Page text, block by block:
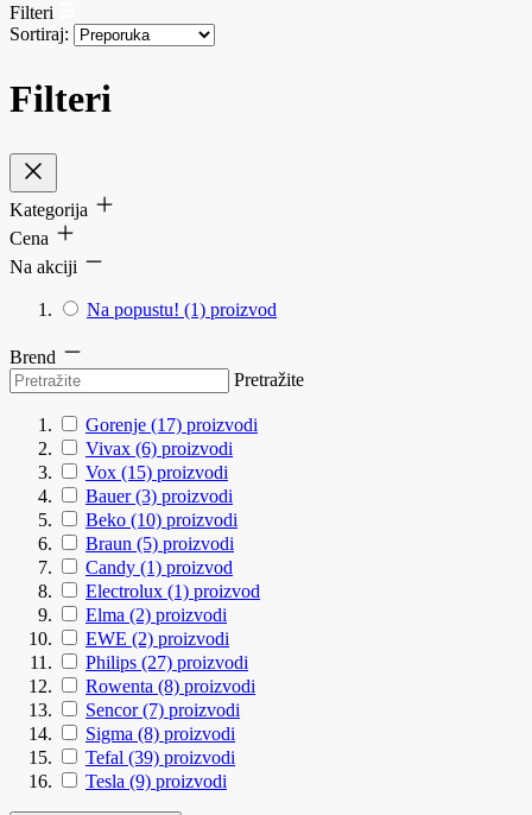
Filteri
Sortiraj:
Filteri
Kategorija
Cena
Na akciji
Na popustu! (1) proizvod
Brend
Pretražite
Gorenje (17) proizvodi
Vivax (6) proizvodi
Vox (15) proizvodi
Bauer (3) proizvodi
Beko (10) proizvodi
Braun (5) proizvodi
Candy (1) proizvod
Electrolux (1) proizvod
Elma (2) proizvodi
EWE (2) proizvodi
Philips (27) proizvodi
Rowenta (8) proizvodi
Sencor (7) proizvodi
Sigma (8) proizvodi
Tefal (39) proizvodi
Tesla (9) proizvodi